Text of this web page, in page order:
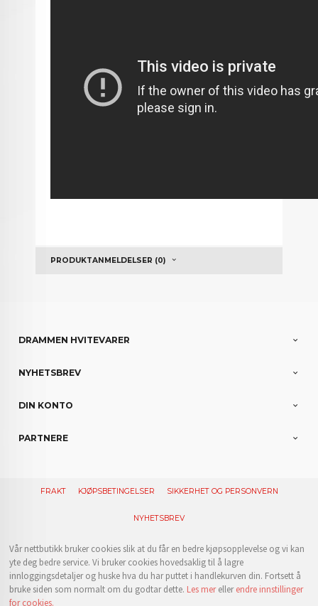
PRODUKTANMELDELSER (0)
DRAMMEN HVITEVARER
NYHETSBREV
DIN KONTO
PARTNERE
FRAKT KJØPSBETINGELSER SIKKERHET OG PERSONVERN
NYHETSBREV
Vår nettbutikk bruker cookies slik at du får en bedre kjøpsopplevelse og vi kan
yte deg bedre service. Vi bruker cookies hovedsaklig til å lagre
innloggingsdetaljer og huske hva du har puttet i handlekurven din. Fortsett å
bruke siden som normalt om du godtar dette. Les merellerendre innstillinger
for cookies.